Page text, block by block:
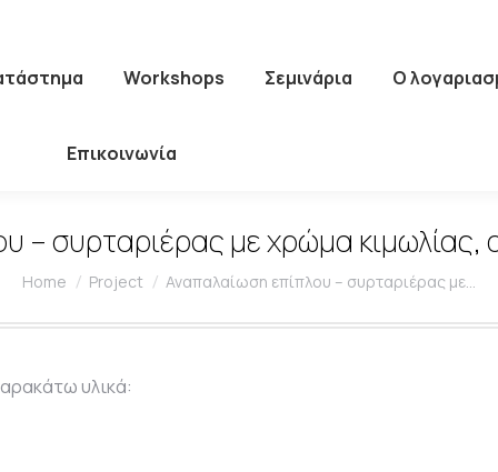
Workshops Σεμινάρια Ο
Επικοινωνία
– συρταριέρας με χρώμα κιμωλίας,
You are here:
Home Project Αναπαλαίωση επίπλου – συρταριέρας με…
υλικά: